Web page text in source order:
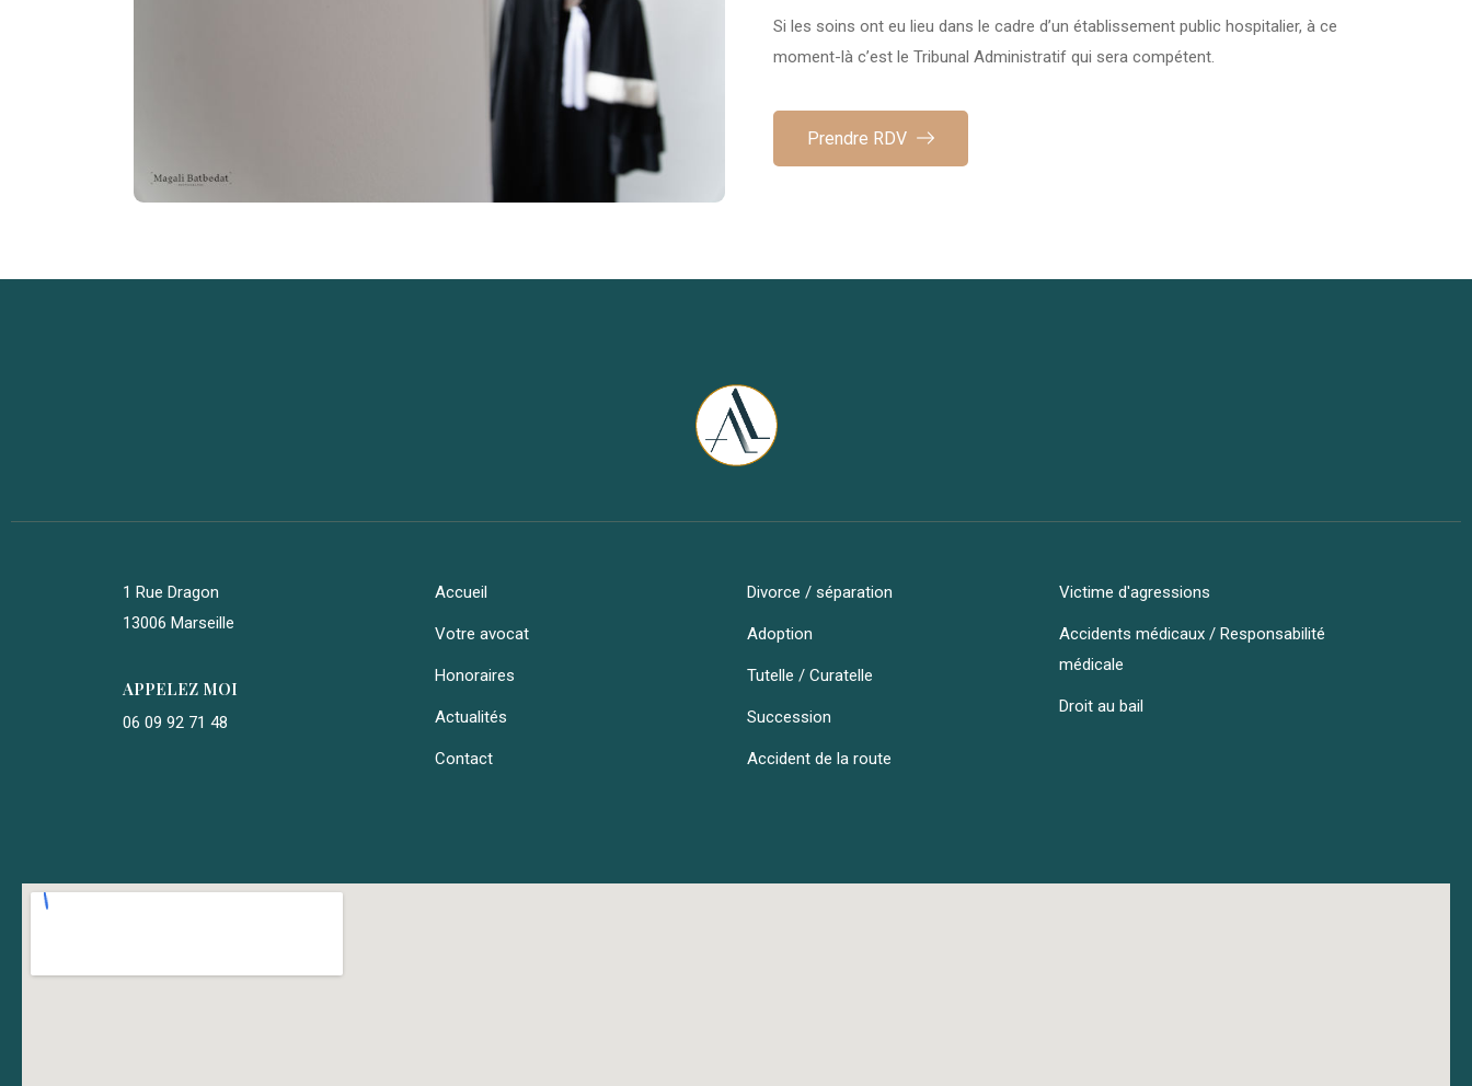
Si les soins ont eu lieu dans le cadre d’un établissement public hospitalier, à ce
moment-là c’est le Tribunal Administratif qui sera compétent.
Prendre RDV
1 Rue Dragon
13006 Marseille
APPELEZ MOI
06 09 92 71 48
Accueil
Votre avocat
Honoraires
Actualités
Contact
Divorce / séparation
Adoption
Tutelle / Curatelle
Succession
Accident de la route
Victime d'agressions
Accidents médicaux / Responsabilité
médicale
Droit au bail